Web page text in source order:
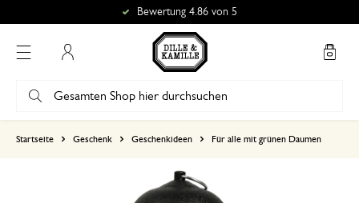
Bewertung 4.86 von 5
Startseite Geschenk Geschenkideen Für alle mit grünen Daumen